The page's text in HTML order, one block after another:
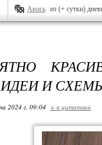
Авось из (+ сутки)
ИДЕИ И
2024 г. 09:04 + в цитатник